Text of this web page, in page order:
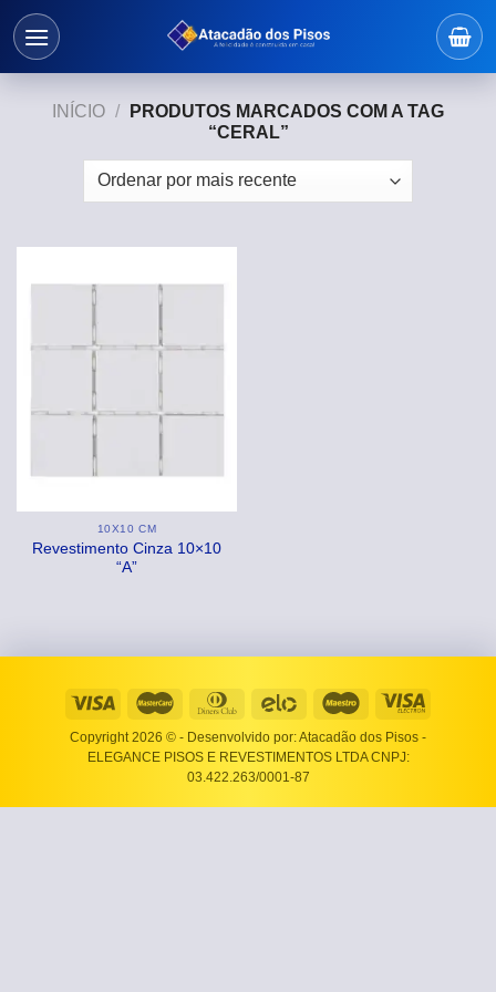
Skip
INÍCIO /
PRODUTOS MARCADOS COM A TAG
“CERAL”
10X10 CM
Revestimento Cinza 10×10
“A”
Copyright 2026 © - Desenvolvido por: Atacadão dos Pisos -
ELEGANCE PISOS E REVESTIMENTOS LTDA CNPJ:
03.422.263/0001-87